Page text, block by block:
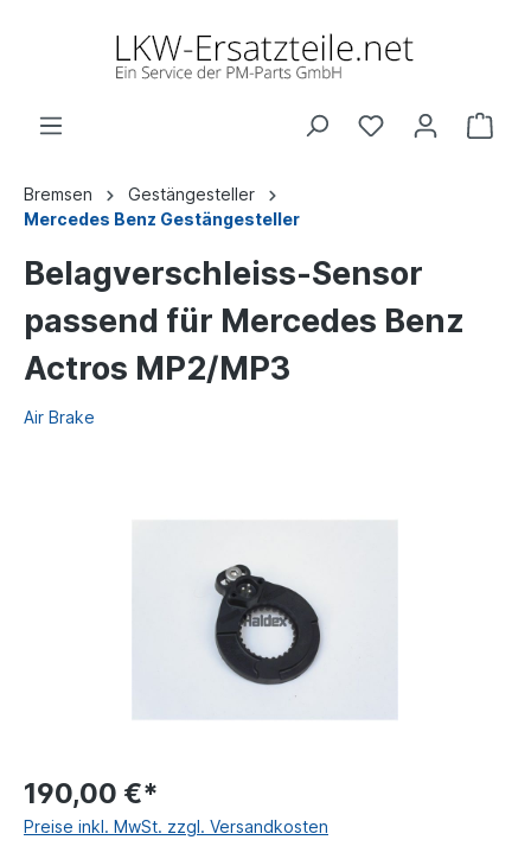
Bremsen
Gestängesteller
Mercedes Benz Gestängesteller
Belagverschleiss-Sensor
passend für Mercedes Benz
Actros MP2/MP3
Air Brake
190,00 €*
Preise inkl. MwSt. zzgl. Versandkosten